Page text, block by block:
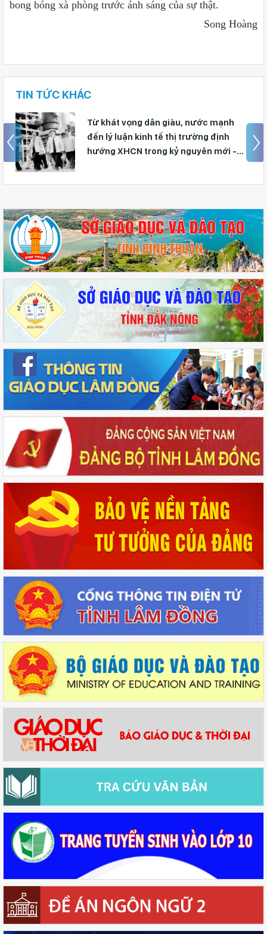
bong bóng xà phòng trước ánh sáng của sự thật.
Song Hoàng
TIN TỨC KHÁC
nước mạnh
định
nguyên mới -
Hồ Chí
Giữ vững nền tảng tư
từ học đường